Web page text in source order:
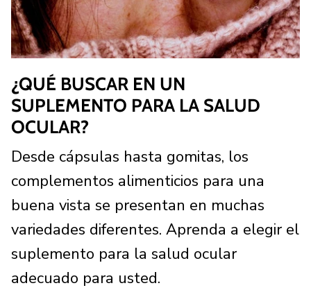
¿QUÉ BUSCAR EN UN
SUPLEMENTO PARA LA SALUD
OCULAR?
Desde cápsulas hasta gomitas, los
complementos alimenticios para una
buena vista se presentan en muchas
variedades diferentes. Aprenda a elegir el
suplemento para la salud ocular
adecuado para usted.